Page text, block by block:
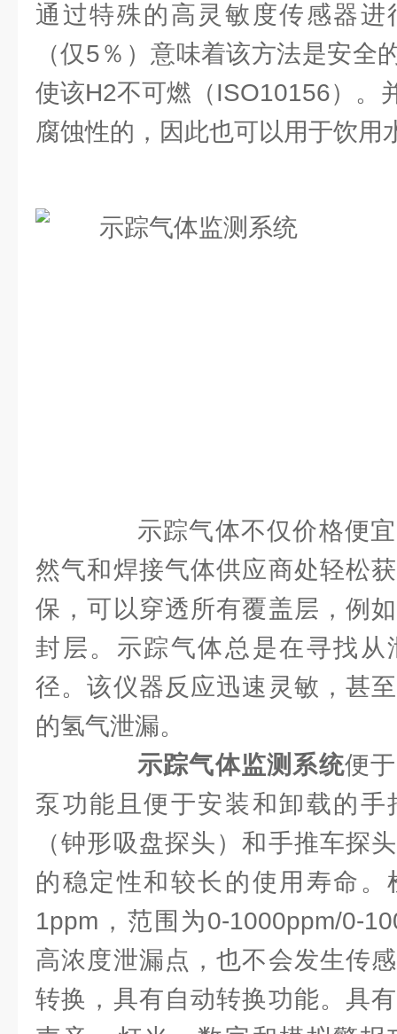
通过特殊的高灵敏度传感器
（仅5％）意味着该方法是安全
使该H2不可燃（ISO10156）。
腐蚀性的，因此也可以用于饮用
示踪气体不仅价格便宜
然气和焊接气体供应商处轻松
保，可以穿透所有覆盖层，例
封层。示踪气体总是在寻找从
径。该仪器反应迅速灵敏，甚
的氢气泄漏。
示踪气体监测系统便
泵功能且便于安装和卸载的
（钟形吸盘探头）和手推车探
的稳定性和较长的使用寿命
1ppm，范围为0-1000ppm/0-
高浓度泄漏点，也不会发生传
转换，具有自动转换功能。具